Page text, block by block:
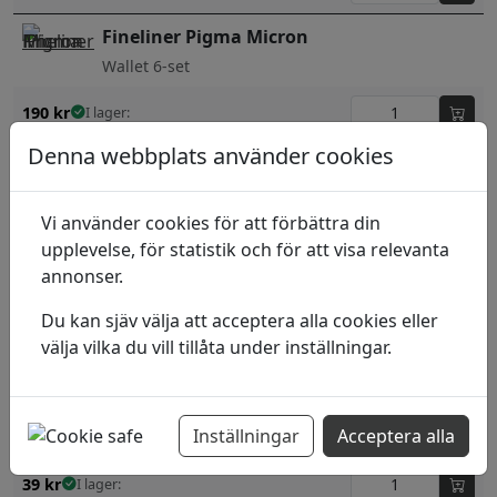
Fineliner Pigma Micron
Wallet 6-set
190 kr I lager:
Populärt i denna kategori
Touch Liner Colour 0,1 mm
Yellow
39kr I lager:
0,1 mm
39 kr I lager:
Denna webbplats använder cookies
Vi använder cookies för att förbättra din
upplevelse, för statistik och för att visa relevanta
annonser.
Du kan sjäv välja att acceptera alla cookies eller
välja vilka du vill tillåta under inställningar.
Inställningar Acceptera alla